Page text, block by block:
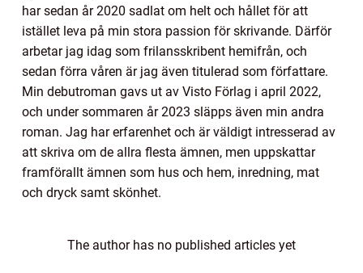
har sedan år 2020 sadlat om helt och hållet för att
istället leva på min stora passion för skrivande. Därför
arbetar jag idag som frilansskribent hemifrån, och
sedan förra våren är jag även titulerad som författare.
Min debutroman gavs ut av Visto Förlag i april 2022,
och under sommaren år 2023 släpps även min andra
roman. Jag har erfarenhet och är väldigt intresserad av
att skriva om de allra flesta ämnen, men uppskattar
framförallt ämnen som hus och hem, inredning, mat
och dryck samt skönhet.
The author has no published articles yet